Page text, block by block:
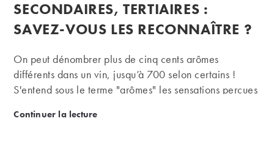
publication :
SECONDAIRES, TERTIAIRES :
SAVEZ-VOUS LES RECONNAÎTRE ?
On peut dénombrer plus de cinq cents arômes
différents dans un vin, jusqu’à 700 selon certains !
S'entend sous le terme "arômes" les sensations perçues
bouche).
Continuer la lectureArômes primaires, secondaires, tertiaires : savez-